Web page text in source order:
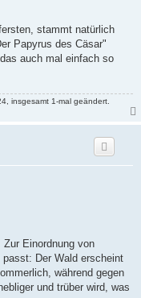
stammt natürlich
Papyrus des Cäsar"
auch mal einfach so
insgesamt 1-mal geändert.
Einordnung von
Der Wald erscheint
während gegen
und trüber wird, was